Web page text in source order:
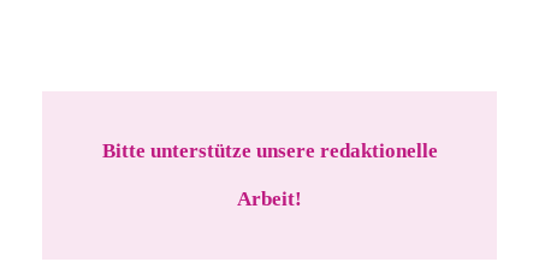
Bitte unterstütze unsere redaktionelle
Arbeit!